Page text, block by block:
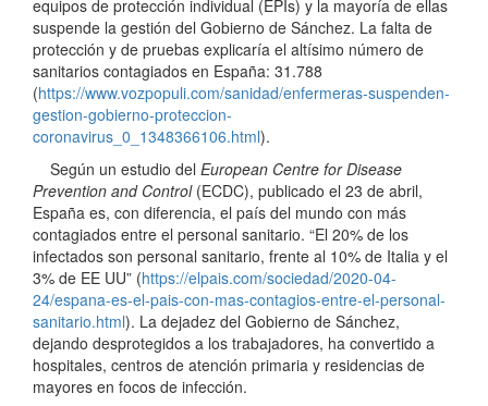
equipos de protección individual (EPIs) y la mayoría de ellas
suspende la gestión del Gobierno de Sánchez. La falta de
protección y de pruebas explicaría el altísimo número de
sanitarios contagiados en España: 31.788
(https://www.vozpopuli.com/sanidad/enfermeras-suspenden-
gestion-gobierno-proteccion-
coronavirus_0_1348366106.html).
Según un estudio del European Centre for Disease
Prevention and Control(ECDC), publicado el 23 de abril,
España es, con diferencia, el país del mundo con más
contagiados entre el personal sanitario. “El 20% de los
infectados son personal sanitario, frente al 10% de Italia y el
3% de EE UU” (https://elpais.com/sociedad/2020-04-
24/espana-es-el-pais-con-mas-contagios-entre-el-personal-
sanitario.html). La dejadez del Gobierno de Sánchez,
dejando desprotegidos a los trabajadores, ha convertido a
hospitales, centros de atención primaria y residencias de
mayores en focos de infección.